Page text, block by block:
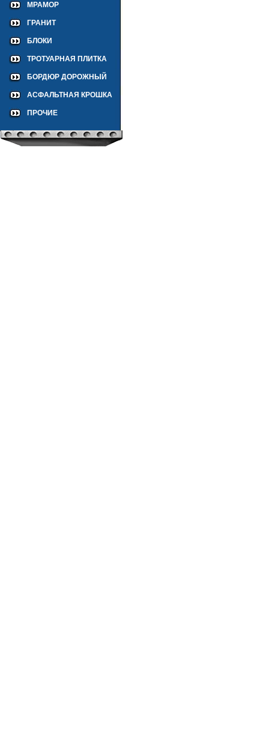
МРАМОР
ГРАНИТ
БЛОКИ
ТРОТУАРНАЯ ПЛИТКА
БОРДЮР ДОРОЖНЫЙ
АСФАЛЬТНАЯ КРОШКА
ПРОЧИЕ